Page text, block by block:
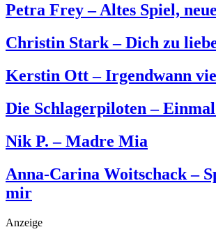
Petra Frey – Altes Spiel,
Christin Stark – Dich zu
Kerstin Ott – Irgendwann
Die Schlagerpiloten –
Nik P. – Madre Mia
Anna-Carina Woitschack –
mir
Anzeige